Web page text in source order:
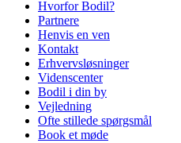
Hvorfor Bodil?
Partnere
Henvis en ven
Kontakt
Erhvervsløsninger
Videnscenter
Bodil i din by
Vejledning
Ofte stillede spørgsmål
Book et møde